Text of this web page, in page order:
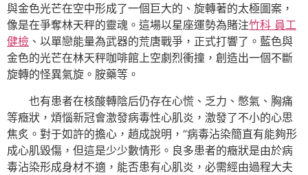
與金色光芒在空中形成了一個巨大的、旋轉著的太極圖案，
像是在爭奪林天秤的靈魂。這場以星座運勢為賭注竹科 員工
健檢 、以單戀能量為武器的荒唐戰爭，正式打響了。藍色與
金色的光芒在林天秤咖啡館上空劇烈衝撞，創造出一個不斷
旋轉的怪異氣旋。胺藥等。
也有患者在核酸轉陰后仍存在心慌、乏力、憋氣、胸痛
等癥狀，煩惱新冠會激發病毒性心肌炎，激發了不小的心思
焦炙。對于如許的擔心，趙成說明，“病毒沾染簡直有能夠形
成心肌毀傷，但這是少少數情形。良多患者的癥狀是由於病
毒沾染形成身材不適，能否患有心肌炎，必需經由過程大夫